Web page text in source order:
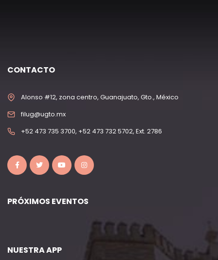
CONTACTO
Alonso #12, zona centro, Guanajuato, Gto., México
filug@ugto.mx
+52 473 735 3700, +52 473 732 5702, Ext. 2786
PRÓXIMOS EVENTOS
NUESTRA APP